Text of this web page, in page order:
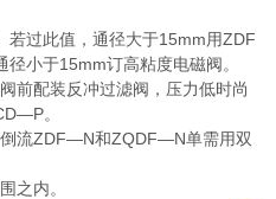
若过此值，通径大于15mm用ZDF
小于15mm订高粘度电磁阀。
前配装反冲过滤阀，压力低时尚
。
流ZDF—N和ZQDF—N单需用双
之内。